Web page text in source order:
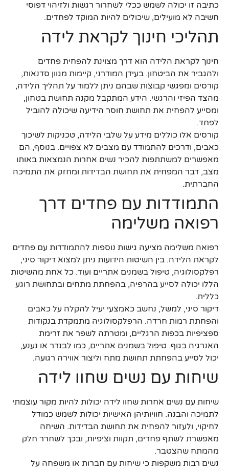
כתיבה זו יכולה לשמש ככלי לשחרור רגשות ולזיהוי דפוסי
חשיבה לא מועילים, שיכולים להיות המוקד לפחדים.
תהליכי חינוך לקראת לידה
חינוך לקראת הלידה הוא דרך מצוינת להפחית פחדים
ולהגביר את הביטחון. בעידן המודרני, קיימות מגוון סדנאות,
קורסים ומפגשי קבוצות שבהם ניתן ללמוד על תהליך הלידה,
מהצד הפיזי והרגשי. הידע המתקבל מקנה תחושת בטחון,
ומסייע להפחית את תחושת חוסר הידיעה שיכולה להוביל
לפחד.
קורסים אלו כוללים מידע על שלבי הלידה, טכניקות לשיכוך
כאבים, ודרכים להתמודד עם מצבים לא צפויים. בנוסף, הם
מאפשרים למשתתפות להכיר נשים אחרות הנמצאות באותו
מצב, דבר המפחית את תחושת הבדידות ומחזק את התמיכה
החברתית.
התמודדות עם פחדים דרך
רפואה משלימה
רפואה משלימה מציעה גישות נוספות להתמודדות עם פחדים
לקראת הלידה. בין השיטות הידועות ניתן למצוא דיקור סיני,
רפלקסולוגיה, טיפול בשמנים אתריים ועוד. כל אחת מהשיטות
הללו יכולה לסייע בהרפיה, בהפחתת מתחים ובתחושת רוגע
כללית.
דיקור סיני, למשל, נחשב כאמצעי יעיל להקלה על כאבים
והפחתת רמות חרדה. הרפלקסולוגיה מתמקדת בנקודות
ספציפיות בכפות הרגליים, ומטרתה לשפר את זרימת
האנרגיה בגוף. טיפול בשמנים אתריים, כמו לבנדר או נענע,
יכול לסייע בהפחתת תחושת מתח וליצור אווירה רגועה.
שיחות עם נשים שחוו לידה
שיחות עם נשים אחרות שחוו לידה יכולות להיות מקור עוצמתי
לתמיכה והבנה. חוויותיהן האישיות יכולות לשמש כמודל
לחיקוי, ולעזור להפחית את תחושת הבדידות. השיחה
מאפשרת לשתף פחדים, תקוות וציפיות, ובכך לשחרר חלק
מהמתח שהצטבר.
נשים רבות משקפות כי שיחות עם חברות או משפחה על